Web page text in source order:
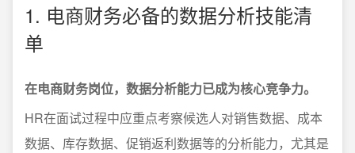
1. 电商财务必备的数据分析技能清
单
在电商财务岗位，数据分析能力已成为核心竞争力。
HR在面试过程中应重点考察候选人对销售数据、成本
数据、库存数据、促销返利数据等的分析能力，尤其是